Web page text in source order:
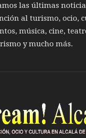
las últimas
al turismo, ocio,
música, cine,
y mucho más.